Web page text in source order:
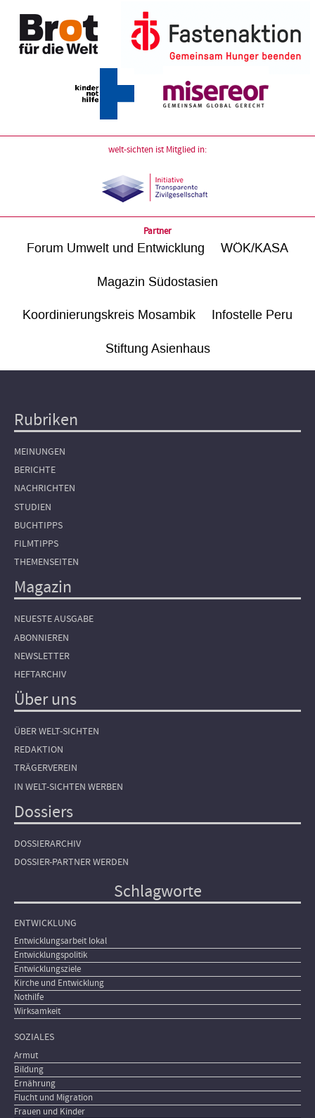
welt-sichten ist Mitglied in:
Partner
Forum Umwelt und Entwicklung WÖK/KASA
Magazin Südostasien
Koordinierungskreis Mosambik Infostelle Peru
Stiftung Asienhaus
Hauptnavigation
Rubriken
MEINUNGEN
BERICHTE
NACHRICHTEN
STUDIEN
BUCHTIPPS
FILMTIPPS
THEMENSEITEN
Magazin
NEUESTE AUSGABE
ABONNIEREN
NEWSLETTER
HEFTARCHIV
Über uns
ÜBER WELT-SICHTEN
REDAKTION
TRÄGERVEREIN
IN WELT-SICHTEN WERBEN
Dossiers
DOSSIERARCHIV
DOSSIER-PARTNER WERDEN
Schlagworte
ENTWICKLUNG
Entwicklungsarbeit lokal
Entwicklungspolitik
Entwicklungsziele
Kirche und Entwicklung
Nothilfe
Wirksamkeit
SOZIALES
Armut
Bildung
Ernährung
Flucht und Migration
Frauen und Kinder